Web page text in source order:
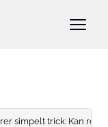
simpelt trick: Kan